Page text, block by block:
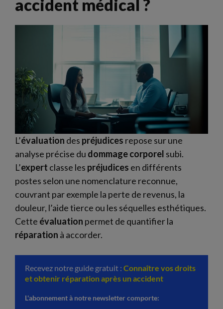
accident médical ?
L’évaluation des préjudices repose sur une
analyse précise du dommage corporel subi.
L’expert classe les préjudices en différents
postes selon une nomenclature reconnue,
couvrant par exemple la perte de revenus, la
douleur, l’aide tierce ou les séquelles esthétiques.
Cette évaluation permet de quantifier la
réparation à accorder.